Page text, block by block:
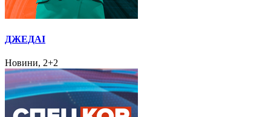
ДЖЕДАІ
Новини, 2+2